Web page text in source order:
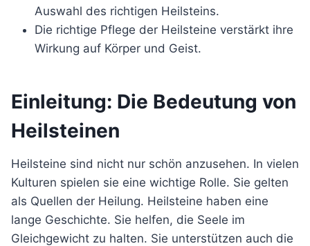
Auswahl des richtigen Heilsteins.
Die richtige Pflege der Heilsteine verstärkt ihre
Wirkung auf Körper und Geist.
Einleitung: Die Bedeutung von
Heilsteinen
Heilsteine sind nicht nur schön anzusehen. In vielen
Kulturen spielen sie eine wichtige Rolle. Sie gelten
als Quellen der Heilung. Heilsteine haben eine
lange Geschichte. Sie helfen, die Seele im
Gleichgewicht zu halten. Sie unterstützen auch die